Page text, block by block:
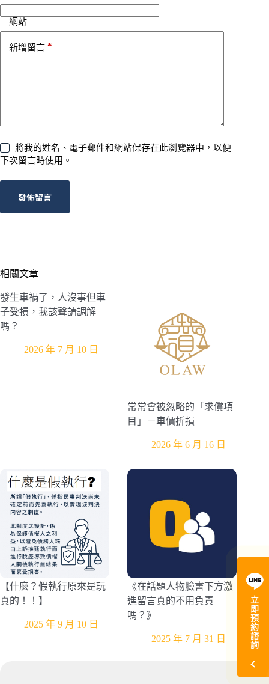
立
即
預
約
諮
詢
網站
新增留言 *
將我的姓名、電子郵件和網站保存在此瀏覽器中，以便
下次留言時使用。
發佈留言
相關文章
發生車禍了，人沒事但車
子受損，我該聲請調解
嗎？
2026 年 7 月 10 日
常常會被忽略的「求償項
目」－車價折損
2026 年 6 月 16 日
【什麼？假執行原來是玩
真的！！】
2025 年 9 月 10 日
《在話題人物臉書下方激
進留言真的不用負責
嗎？》
2025 年 7 月 31 日